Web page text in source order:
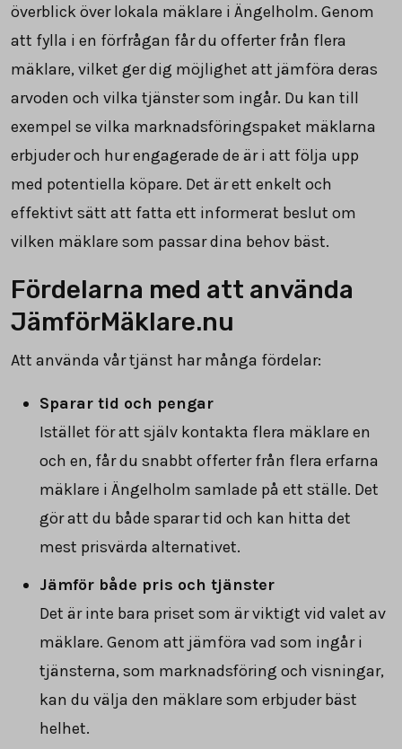
överblick över lokala mäklare i Ängelholm. Genom
att fylla i en förfrågan får du offerter från flera
mäklare, vilket ger dig möjlighet att jämföra deras
arvoden och vilka tjänster som ingår. Du kan till
exempel se vilka marknadsföringspaket mäklarna
erbjuder och hur engagerade de är i att följa upp
med potentiella köpare. Det är ett enkelt och
effektivt sätt att fatta ett informerat beslut om
vilken mäklare som passar dina behov bäst.
Fördelarna med att använda
JämförMäklare.nu
Att använda vår tjänst har många fördelar:
Sparar tid och pengar
Istället för att själv kontakta flera mäklare en
och en, får du snabbt offerter från flera erfarna
mäklare i Ängelholm samlade på ett ställe. Det
gör att du både sparar tid och kan hitta det
mest prisvärda alternativet.
Jämför både pris och tjänster
Det är inte bara priset som är viktigt vid valet av
mäklare. Genom att jämföra vad som ingår i
tjänsterna, som marknadsföring och visningar,
kan du välja den mäklare som erbjuder bäst
helhet.